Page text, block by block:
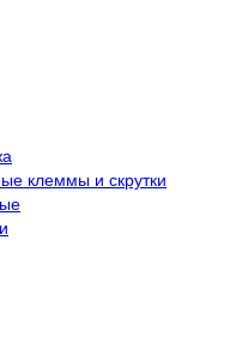
клеммы и скрутки